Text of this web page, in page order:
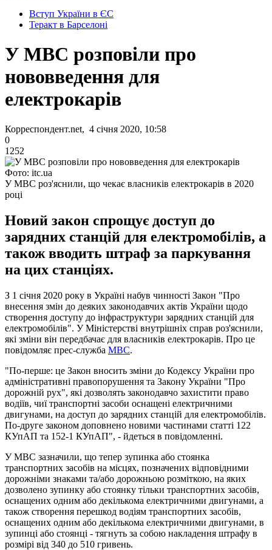
Вступ України в ЄС
Теракт в Барселоні
У МВС розповіли про
нововведення для
електрокарів
Корреспондент.net, 4 січня 2020, 10:58
0
1252
Фото: itc.ua
У МВС роз'яснили, що чекає власників електрокарів в 2020
році
Новий закон спрощує доступ до
зарядних станцій для електромобілів, а
також вводить штраф за паркування
на цих станціях.
З 1 січня 2020 року в Україні набув чинності Закон "Про
внесення змін до деяких законодавчих актів України щодо
створення доступу до інфраструктури зарядних станцій для
електромобілів". У Міністерстві внутрішніх справ роз'яснили,
які зміни він передбачає для власників електрокарів. Про це
повідомляє прес-служба МВС.
"По-перше: це Закон вносить зміни до Кодексу України про
адміністративні правопорушення та Закону України "Про
дорожній рух", які дозволять законодавчо захистити право
водіїв, чиї транспортні засоби оснащені електричними
двигунами, на доступ до зарядних станцій для електромобілів.
По-друге законом доповнено новими частинами статті 122
КУпАП та 152-1 КУпАП", - йдеться в повідомленні.
У МВС зазначили, що тепер зупинка або стоянка
транспортних засобів на місцях, позначених відповідними
дорожніми знаками та/або дорожньою розміткою, на яких
дозволено зупинку або стоянку тільки транспортних засобів,
оснащених одним або декількома електричними двигунами, а
також створення перешкод водіям транспортних засобів,
оснащених одним або декількома електричними двигунами, в
зупинці або стоянці - тягнуть за собою накладення штрафу в
розмірі від 340 до 510 гривень.